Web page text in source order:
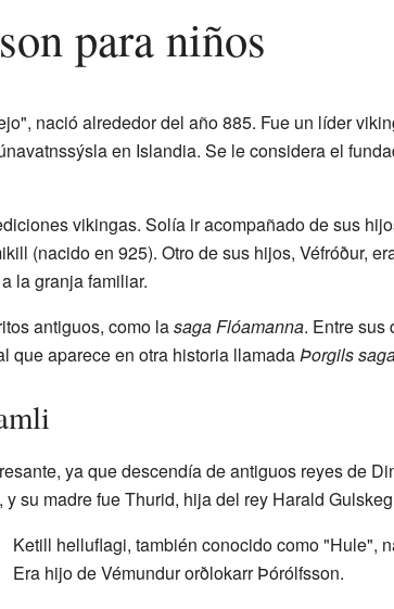
para niños
nació alrededor del año 885. Fue un líder
en Islandia. Se le considera el
vikingas. Solía ir acompañado de sus
(nacido en 925). Otro de sus hijos, Véfróður,
la granja familiar.
antiguos, como lasaga Flóamanna. Entre sus
que aparece en otra historia llamadaÞorgils
ya que descendía de antiguos reyes de
su madre fue Thurid, hija del rey Harald
Ketill helluflagi, también conocido como "Hule",
Era hijo de Vémundur orðlokarr Þórólfsson.